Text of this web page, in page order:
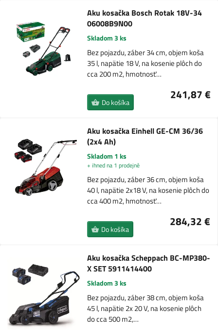
Aku kosačka Bosch Rotak 18V-34
06008B9N00
Skladom 3 ks
Bez pojazdu, záber 34 cm, objem koša
35 l, napätie 18 V, na kosenie plôch do
cca 200 m2, hmotnosť…
241,87 €
Do košíka
Aku kosačka Einhell GE-CM 36/36
(2x4 Ah)
Skladom 1 ks
+ ihned na 1 prodejně
Bez pojazdu, záber 36 cm, objem koša
40 l, napätie 2x18 V, na kosenie plôch do
cca 400 m2, hmotnosť…
284,32 €
Do košíka
Aku kosačka Scheppach BC-MP380-
X SET 5911414400
Skladom 3 ks
Bez pojazdu, záber 38 cm, objem koša
45 l, napätie 2x 20 V, na kosenie plôch
do cca 500 m2,…